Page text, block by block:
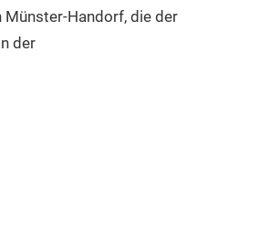
Münster-Handorf, die der
der